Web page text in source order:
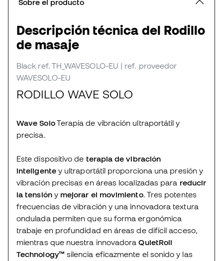
Sobre el producto
Descripción técnica del Rodillo
de masaje
Black ref. TH_WAVESOLO-EU | ref. proveedor
WAVESOLO-EU
RODILLO WAVE SOLO
Wave SoloTerapia de vibración ultraportátil y
precisa.
Este dispositivo de terapia de vibración
inteligentey ultraportátil proporciona una presión y
vibración precisas en áreas localizadas para reducir
la tensióny mejorar el movimiento. Tres potentes
frecuencias de vibración y una innovadora textura
ondulada permiten que su forma ergonómica
trabaje en profundidad en áreas de difícil acceso,
mientras que nuestra innovadoraQuietRoll
Technology™ silencia eficazmente el sonido y las